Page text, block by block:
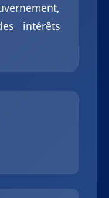
intérêts